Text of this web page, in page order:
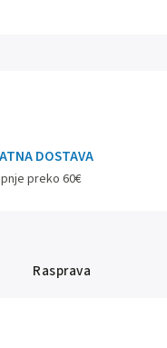
DOSTAVA
preko 60€
Rasprava